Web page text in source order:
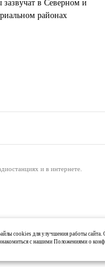
в Северном и
районах
и в интернете.
2-04-44, +7 921 125-06-
cookies для улучшения работы сайта.
с нашими Положениями о